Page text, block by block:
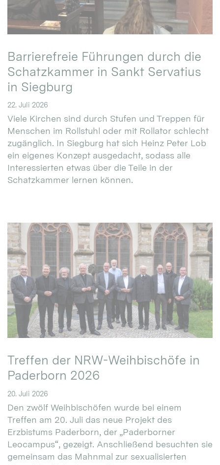
Barrierefreie Führungen durch die
Schatzkammer in Sankt Servatius
in Siegburg
22. Juli 2026
Viele Kirchen sind durch Stufen und Treppen für
Menschen im Rollstuhl oder mit Rollator schlecht
zugänglich. In Siegburg hat sich Heinz Peter Lob
ein eigenes Konzept ausgedacht, sodass alle
Interessierten etwas über die Teile in der
Schatzkammer lernen können.
Treffen der NRW-Weihbischöfe in
Paderborn 2026
20. Juli 2026
Den zwölf Weihbischöfen wurde bei einem
Treffen am 20. Juli das neue Projekt des
Erzbistums Paderborn, der „Paderborner
Leocampus“, gezeigt. Anschließend besuchten sie
gemeinsam das Mahnmal zur sexualisierten